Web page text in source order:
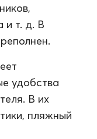
и т. д. В
удобства
В их
пляжный